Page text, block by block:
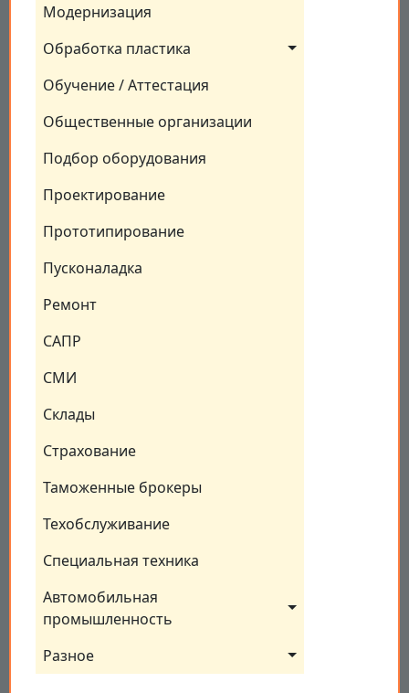
Модернизация
Обработка пластика
Обучение / Аттестация
Общественные организации
Подбор оборудования
Проектирование
Прототипирование
Пусконаладка
Ремонт
САПР
СМИ
Склады
Страхование
Таможенные брокеры
Техобслуживание
Специальная техника
Автомобильная
промышленность
Разное